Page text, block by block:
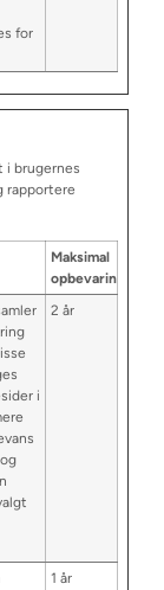
for
i brugernes
rapportere
Maksimal
opbevaringstid
i
2 år
1 år